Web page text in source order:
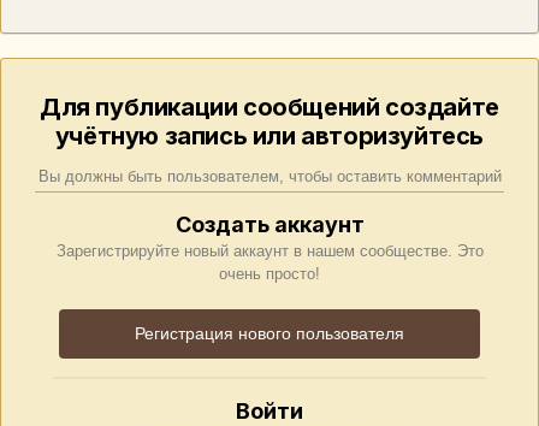
Для публикации сообщений создайте
учётную запись или авторизуйтесь
Вы должны быть пользователем, чтобы оставить комментарий
Создать аккаунт
Зарегистрируйте новый аккаунт в нашем сообществе. Это
очень просто!
Регистрация нового пользователя
Войти